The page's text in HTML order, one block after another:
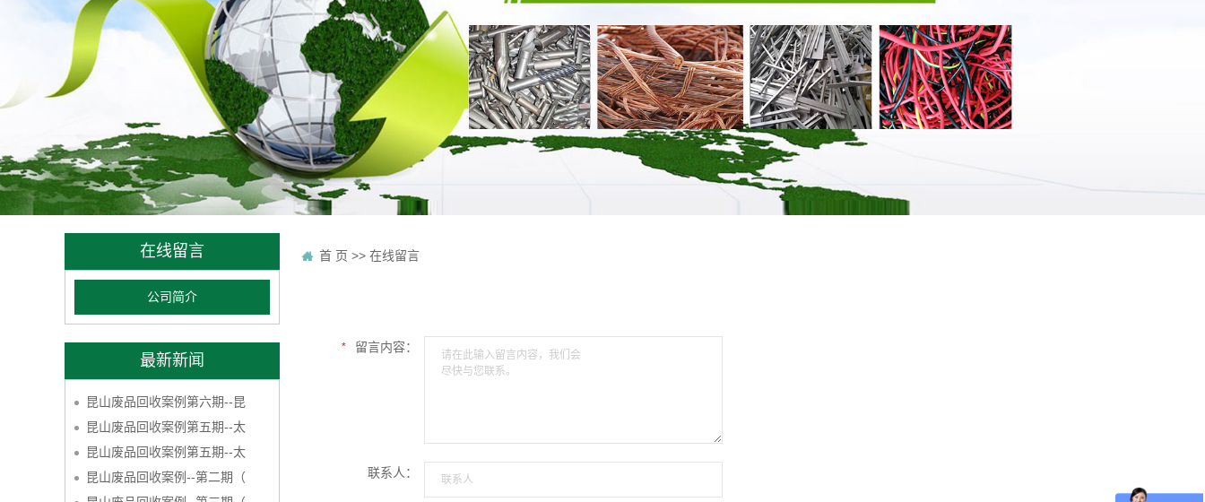
在线留言
公司简介
最新新闻
昆山废品回收案例第六期--昆
昆山废品回收案例第五期--太
昆山废品回收案例第五期--太
昆山废品回收案例--第二期（
首 页 >> 在线留言
留言内容：
请在此输入留言内容，我们会
尽快与您联系。
联系人： 联系人